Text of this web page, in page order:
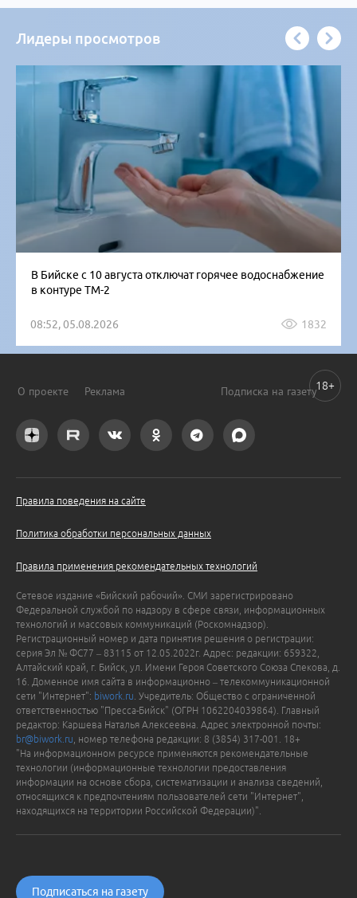
Лидеры просмотров
В Бийске с 10 августа отключат горячее водоснабжение
в контуре ТМ-2
08:52, 05.08.2026 1832
О проекте Реклама Подписка на газету
Правила поведения на сайте
Политика обработки персональных данных
Правила применения рекомендательных технологий
Сетевое издание «Бийский рабочий». СМИ зарегистрировано
Федеральной службой по надзору в сфере связи, информационных
технологий и массовых коммуникаций (Роскомнадзор).
Регистрационный номер и дата принятия решения о регистрации:
серия Эл № ФС77 – 83115 от 12.05.2022г. Адрес: редакции: 659322,
Алтайский край, г. Бийск, ул. Имени Героя Советского Союза Спекова, д.
16. Доменное имя сайта в информационно – телекоммуникационной
сети "Интернет": biwork.ru . Учредитель: Общество с ограниченной
ответственностью "Пресса-Бийск" (ОГРН 1062204039864). Главный
редактор: Каршева Наталья Алексеевна. Адрес электронной почты:
br@biwork.ru , номер телефона редакции: 8 (3854) 317-001. 18+
"На информационном ресурсе применяются рекомендательные
технологии (информационные технологии предоставления
информации на основе сбора, систематизации и анализа сведений,
относящихся к предпочтениям пользователей сети "Интернет",
находящихся на территории Российской Федерации)".
Подписаться на газету
18+